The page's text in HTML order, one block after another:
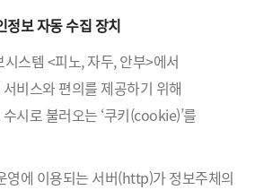
보 자동 수집 장치
스템 <피노, 자두, 안부>에서
비스와 편의를 제공하기 위해
시로 불러오는 ‘쿠키(cookie)’를
에 이용되는 서버(http)가 정보주체의